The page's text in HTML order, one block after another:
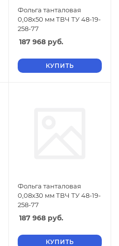
Фольга танталовая
0,08х50 мм ТВЧ ТУ 48-19-
258-77
187 968 руб.
КУПИТЬ
Фольга танталовая
0,08х30 мм ТВЧ ТУ 48-19-
258-77
187 968 руб.
КУПИТЬ